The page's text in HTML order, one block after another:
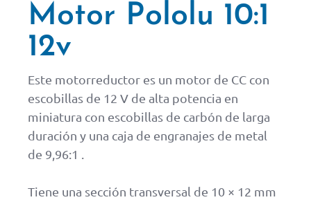
Motor Pololu 10:1
12v
Este motorreductor es un motor de CC con
escobillas de 12 V de alta potencia en
miniatura con escobillas de carbón de larga
duración y una caja de engranajes de metal
de 9,96:1 .
Tiene una sección transversal de 10 × 12 mm